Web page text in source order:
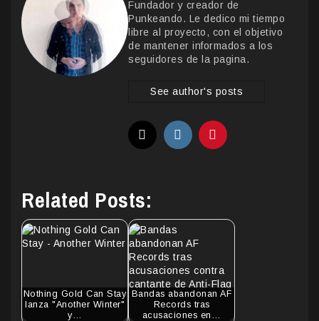
Fundador y creador de
Punkeando. Le dedico mi tiempo
libre al proyecto, con el objetivo
de mantener informados a los
seguidores de la pagina.
See author's posts
Related Posts:
Nothing Gold Can Stay
lanza "Another Winter"
y…
Bandas abandonan AF
Records tras
acusaciones en…